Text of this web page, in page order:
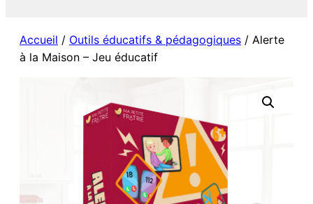
Accueil / Outils éducatifs & pédagogiques / Alerte
à la Maison – Jeu éducatif